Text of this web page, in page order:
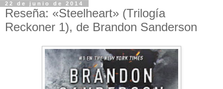
22 de junio de 2014
Reseña: «Steelheart» (Trilogía
Reckoner 1), de Brandon Sanderson